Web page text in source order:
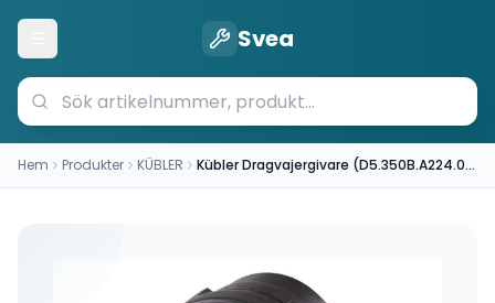
Öppna meny Svea
Hem Produkter KÜBLER Kübler Dragvajergivare (D5.350B.A224.0000)